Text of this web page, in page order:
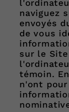
naviguez
envoyés
de vous
sur le
témoin.
n'ont